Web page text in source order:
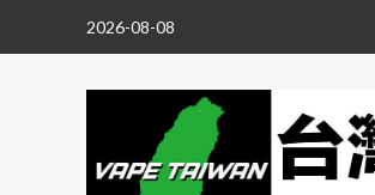
2026-08-08